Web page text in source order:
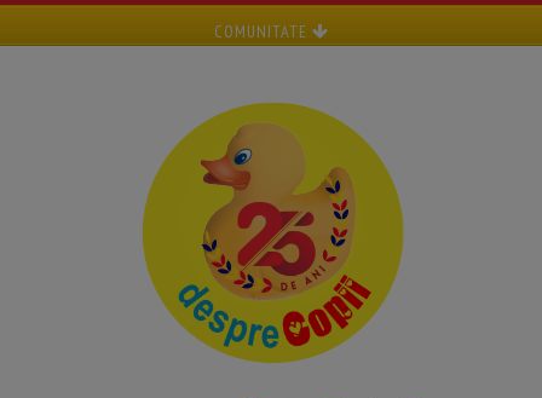
COMUNITATE